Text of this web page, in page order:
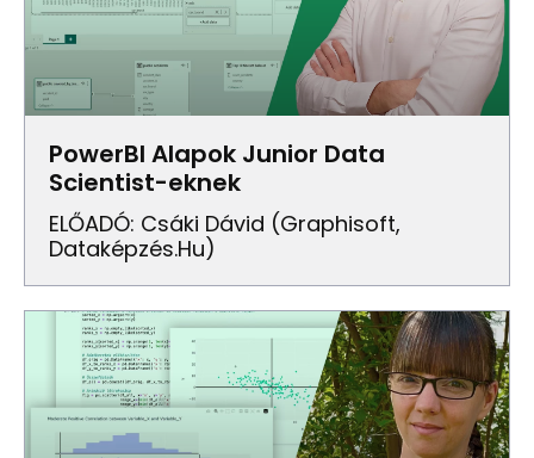
PowerBI Alapok Junior Data
Scientist-eknek
ELŐADÓ: Csáki Dávid (Graphisoft,
Dataképzés.hu)